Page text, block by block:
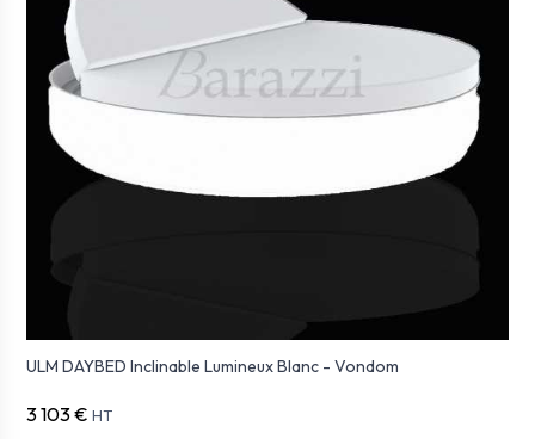
ULM DAYBED Inclinable Lumineux Blanc - Vondom
3 103 € HT